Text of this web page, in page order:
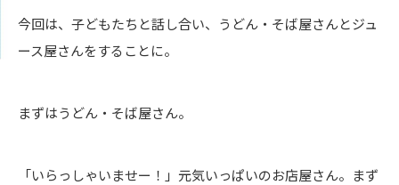
今回は、子どもたちと話し合い、うどん・そば屋さんとジュ
ース屋さんをすることに。
まずはうどん・そば屋さん。
「いらっしゃいませー！」元気いっぱいのお店屋さん。まず